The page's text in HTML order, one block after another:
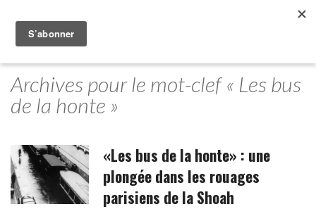
Archives pour le mot-clef « Les bus
de la honte »
«Les bus de la honte» : une
plongée dans les rouages
parisiens de la Shoah